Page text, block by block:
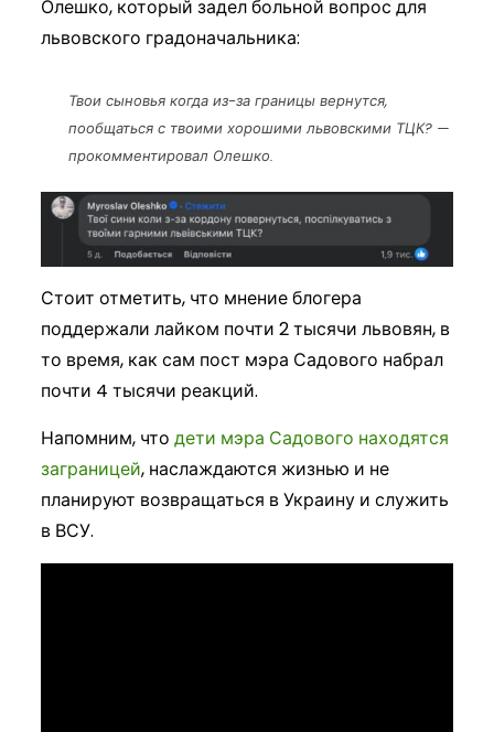
Олешко, который задел больной вопрос для
львовского градоначальника:
Твои сыновья когда из-за границы вернутся,
пообщаться с твоими хорошими львовскими ТЦК? —
прокомментировал Олешко.
Стоит отметить, что мнение блогера
поддержали лайком почти 2 тысячи львовян, в
то время, как сам пост мэра Садового набрал
почти 4 тысячи реакций.
Напомним, что дети мэра Садового находятся
заграницей, наслаждаются жизнью и не
планируют возвращаться в Украину и служить
в ВСУ.